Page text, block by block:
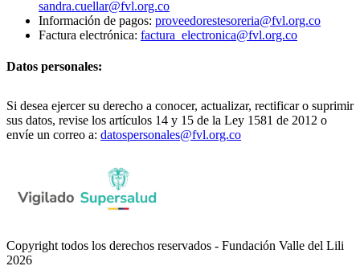
sandra.cuellar@fvl.org.co
Información de pagos: proveedorestesoreria@fvl.org.co
Factura electrónica: factura_electronica@fvl.org.co
Datos personales:
Si desea ejercer su derecho a conocer, actualizar, rectificar o suprimir
sus datos, revise los artículos 14 y 15 de la Ley 1581 de 2012 o
envíe un correo a: datospersonales@fvl.org.co
Copyright todos los derechos reservados - Fundación Valle del Lili
2026